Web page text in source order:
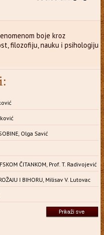
boje kroz
filozofiju, nauku i psihologiju
Olga Savić
ČITANKOM, Prof. T. Radivojević
I BIHORU, Milisav V. Lutovac